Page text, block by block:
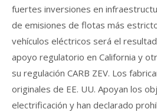
fuertes inversiones en
de emisiones de flotas más
vehículos eléctricos será el
apoyo regulatorio en California y
su regulación CARB ZEV. Los
originales de EE. UU. Apoyan los
electrificación y han declarado